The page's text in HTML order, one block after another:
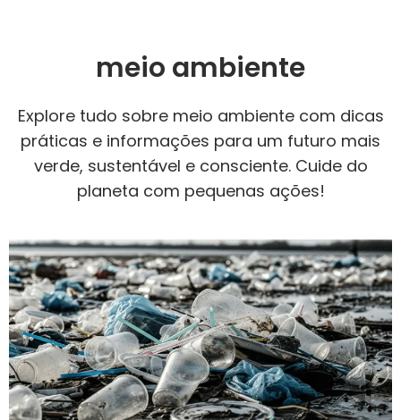
meio ambiente
Explore tudo sobre meio ambiente com dicas
práticas e informações para um futuro mais
verde, sustentável e consciente. Cuide do
planeta com pequenas ações!